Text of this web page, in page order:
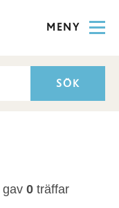
MENY
gav 0 träffar